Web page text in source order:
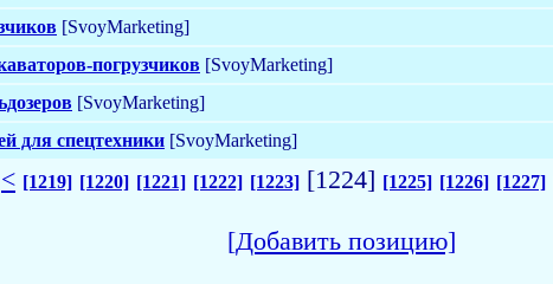
[SvoyMarketing]
погрузчиков [SvoyMarketing]
[SvoyMarketing]
для спецтехники [SvoyMarketing]
< [1219] [1220] [1221] [1222] [1223] [1224] [1225] [1226] [1227]
[Добавить позицию]